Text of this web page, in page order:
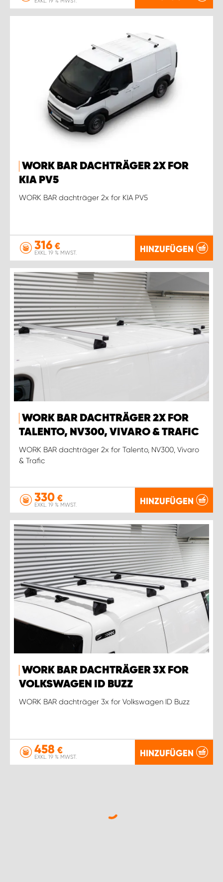
WORK BAR DACHTRÄGER 2X FOR
KIA PV5
WORK BAR dachträger 2x for KIA PV5
316 €
EXKL. 19 % MWST. HINZUFÜGEN
WORK BAR DACHTRÄGER 2X FOR
TALENTO, NV300, VIVARO & TRAFIC
WORK BAR dachträger 2x for Talento, NV300, Vivaro
& Trafic
330 €
EXKL. 19 % MWST. HINZUFÜGEN
WORK BAR DACHTRÄGER 3X FOR
VOLKSWAGEN ID BUZZ
WORK BAR dachträger 3x for Volkswagen ID Buzz
458 €
EXKL. 19 % MWST. HINZUFÜGEN